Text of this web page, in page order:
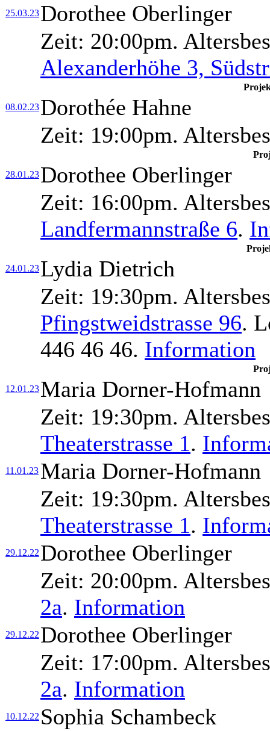
25.03.23Dorothee Oberlinger
Zeit: 20:00pm.
Alexanderhöhe 3,
08.02.23Dorothée Hahne
Zeit: 19:00pm.
28.01.23Dorothee Oberlinger
Zeit: 16:00pm.
Landfermannstraße 6.
24.01.23Lydia Dietrich
Zeit: 19:30pm.
Pfingstweidstrasse 96.
446 46 46. Information
12.01.23Maria Dorner-Hofmann
Zeit: 19:30pm.
Theaterstrasse 1.
11.01.23 Maria Dorner-Hofmann
Zeit: 19:30pm.
Theaterstrasse 1.
29.12.22 Dorothee Oberlinger
Zeit: 20:00pm.
2a. Information
29.12.22 Dorothee Oberlinger
Zeit: 17:00pm.
2a. Information
10.12.22 Sophia Schambeck